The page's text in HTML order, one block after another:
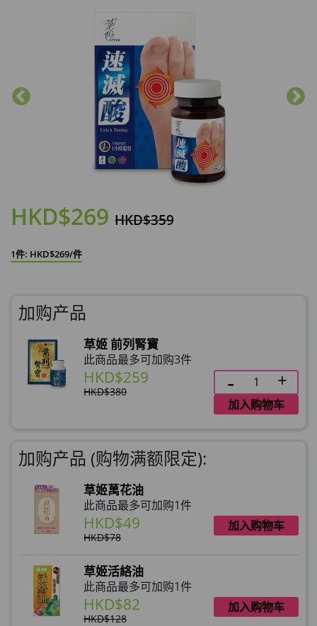
HKD$269 HKD$359
1件: HKD$269/件
加购产品
草姬 前列腎寶
此商品最多可加购3件
HKD$259
HKD$380
加入购物车
加购产品 (购物满额限定):
草姬萬花油
此商品最多可加购1件
HKD$49
HKD$78
加入购物车
草姬活絡油
此商品最多可加购1件
HKD$82
HKD$128
加入购物车